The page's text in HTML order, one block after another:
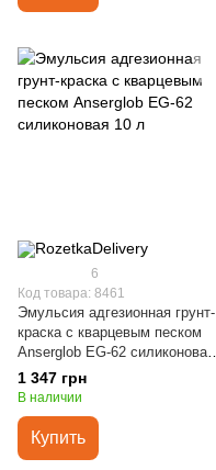
6
Код товара: 8461
Эмульсия адгезионная грунт-
краска с кварцевым песком
Anserglob EG-62 силиконовая
10 л
1 347 грн
В наличии
Купить